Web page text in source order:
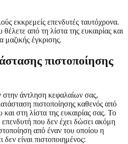
εκκρεμείς επενδυτές ταυτόχρονα.
από τη λίστα της ευκαιρίας και
μαζικής έγκρισης.
πιστοποίησης
στην άντληση κεφαλαίων σας,
πιστοποίησης καθενός από
και στη λίστα της ευκαιρίας σας. Το
που δεν έχει δώσει ακόμη
από έναν του οποίου η
δεν είναι πιστοποιημένος: